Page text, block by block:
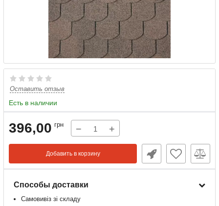
Оставить отзыв
Есть в наличии
396,00 грн − +
Добавить в корзину
Способы доставки
Самовивіз зі складу